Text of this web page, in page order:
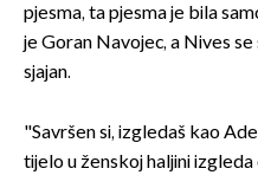
pjesma, ta pjesma je bila
je Goran Navojec, a Nives
sjajan.
"Savršen si, izgledaš kao
tijelo u ženskoj haljini